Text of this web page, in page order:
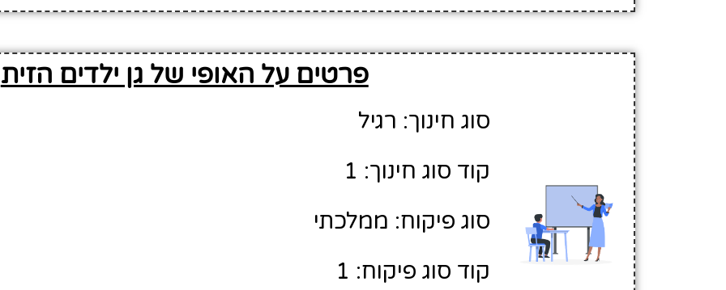
פרטים על האופי של גן ילדים הזית
סוג חינוך: רגיל
קוד סוג חינוך: 1
סוג פיקוח: ממלכתי
קוד סוג פיקוח: 1